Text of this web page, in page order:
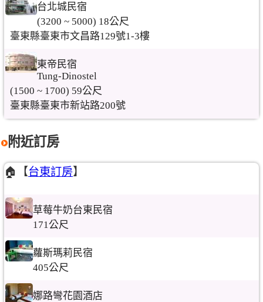
台北城民宿
(3200 ~ 5000) 18公尺
臺東縣臺東市文昌路129號1-3樓
東帝民宿
Tung-Dinostel
(1500 ~ 1700) 59公尺
臺東縣臺東市新站路200號
附近訂房
🏠【台東訂房】
草莓牛奶台東民宿
171公尺
蘿斯瑪莉民宿
405公尺
娜路彎花園酒店